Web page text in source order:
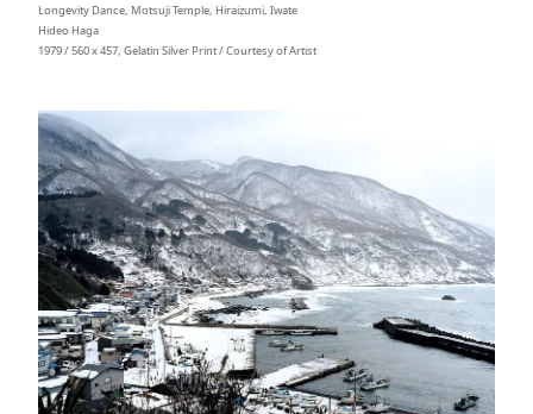
Longevity Dance, Motsuji Temple, Hiraizumi, Iwate
Hideo Haga
1979 / 560 x 457, Gelatin Silver Print / Courtesy of Artist